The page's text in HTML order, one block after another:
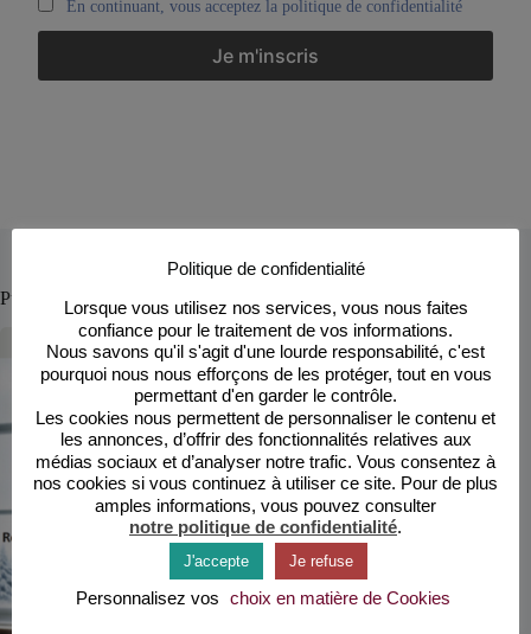
En continuant, vous acceptez la politique de confidentialité
Publications similaires
Politique de confidentialité
Lorsque vous utilisez nos services, vous nous faites
confiance pour le traitement de vos informations.
Nous savons qu'il s'agit d'une lourde responsabilité, c'est
pourquoi nous nous efforçons de les protéger, tout en vous
permettant d'en garder le contrôle.
Les cookies nous permettent de personnaliser le contenu et
les annonces, d’offrir des fonctionnalités relatives aux
médias sociaux et d’analyser notre trafic. Vous consentez à
nos cookies si vous continuez à utiliser ce site. Pour de plus
amples informations, vous pouvez consulter
notre politique de confidentialité.
J'accepte Je refuse
Personnalisez vos choix en matière de Cookies